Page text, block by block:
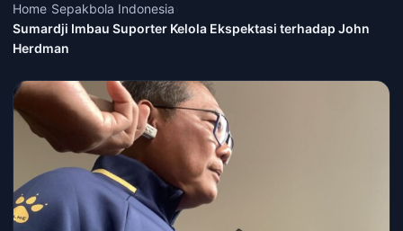
Home Sepakbola Indonesia
Sumardji Imbau Suporter Kelola Ekspektasi terhadap John
Herdman